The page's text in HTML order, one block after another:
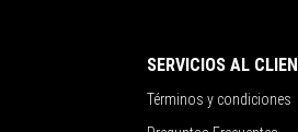
SERVICIOS AL
Términos y condiciones